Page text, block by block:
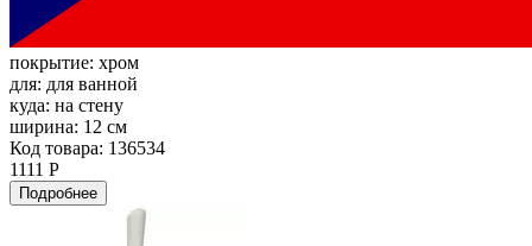
покрытие: хром
для: для ванной
куда: на стену
ширина: 12 см
Код товара: 136534
1111 Р
Подробнее